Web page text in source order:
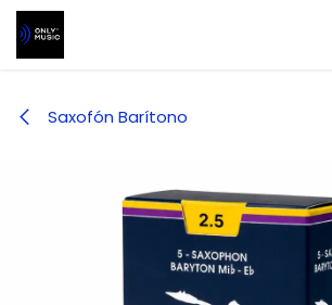
Ir al contenido
Saxofón Barítono